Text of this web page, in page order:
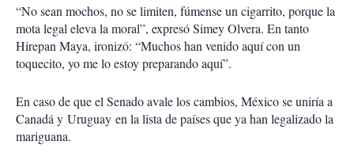
“No sean mochos, no se limiten, fúmense un cigarrito, porque la
mota legal eleva la moral”, expresó Simey Olvera. En tanto
Hirepan Maya, ironizó: “Muchos han venido aquí con un
toquecito, yo me lo estoy preparando aquí”.
En caso de que el Senado avale los cambios, México se uniría a
Canadá y Uruguay en la lista de países que ya han legalizado la
mariguana.